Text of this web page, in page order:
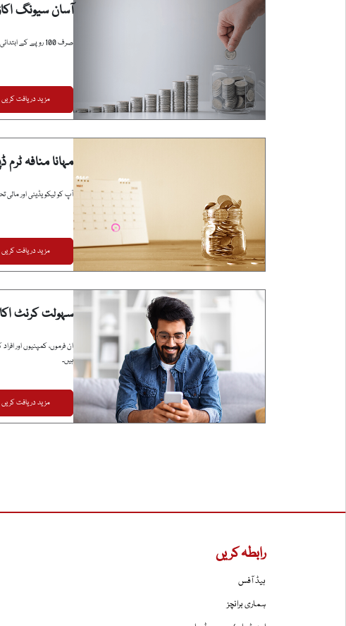
آسان سیونگ
صرف 100 روپے کے ابتدائی ڈپازٹ کے ساتھ سیونگ اکاؤنٹ کھولیں۔
مزید دریافت کریں
مہانا منافہ ٹرم
آپ کو لیکویڈیٹی اور مالی
مزید دریافت کریں
سہولت کرنٹ
ان فرموں، کمپنیوں اور
ہیں۔
مزید دریافت کریں
رابطہ کریں
ہیڈ آفس
ہماری برانچز